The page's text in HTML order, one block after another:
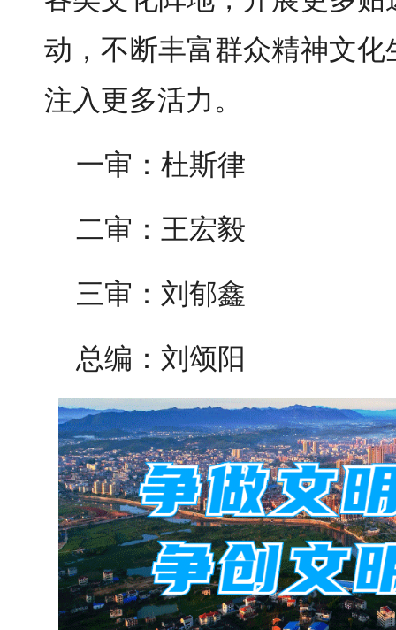
动，不断丰富群众精神文
注入更多活力。
一审：杜斯律
二审：王宏毅
三审：刘郁鑫
总编：刘颂阳